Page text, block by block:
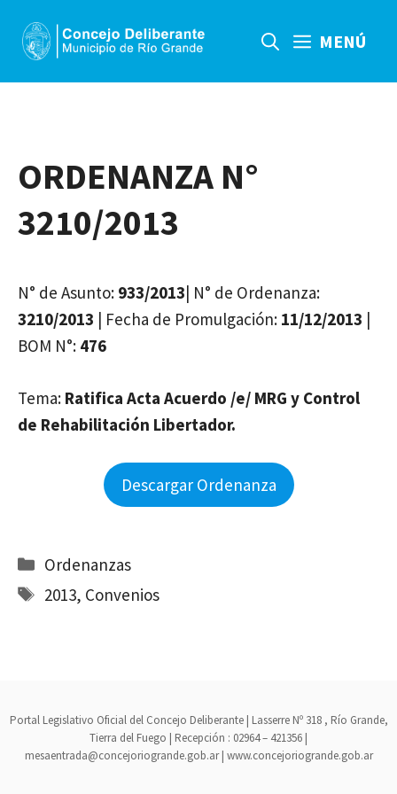
contenido
MENÚ
ORDENANZA N°
3210/2013
N° de Asunto: 933/2013| N° de Ordenanza:
3210/2013 | Fecha de Promulgación: 11/12/2013 |
BOM N°: 476
Tema: Ratifica Acta Acuerdo /e/ MRG y Control
de Rehabilitación Libertador.
Descargar Ordenanza
Categorías
Ordenanzas
Etiquetas
2013, Convenios
Portal Legislativo Oficial del Concejo Deliberante | Lasserre Nº 318 , Río Grande,
Tierra del Fuego | Recepción : 02964 – 421356 |
mesaentrada@concejoriogrande.gob.ar | www.concejoriogrande.gob.ar